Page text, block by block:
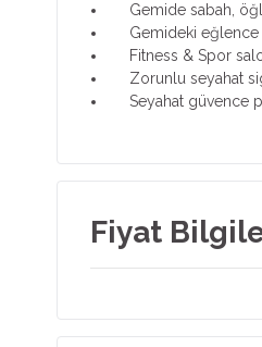
Gemide sabah,
Gemideki eğlence
Fitness & Spor
Zorunlu seyahat
Seyahat güvence
Fiyat